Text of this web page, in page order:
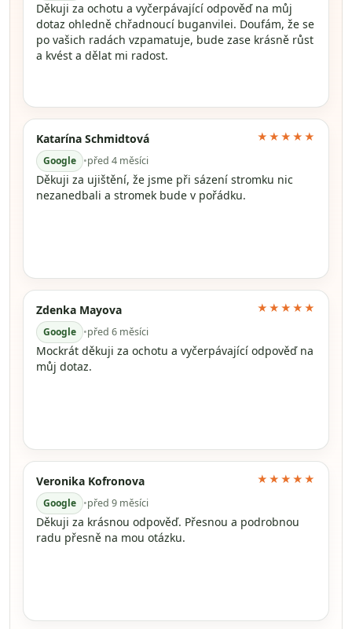
Děkuji za ochotu a vyčerpávající odpověď na můj
dotaz ohledně chřadnoucí buganvilei. Doufám, že se
po vašich radách vzpamatuje, bude zase krásně růst
a kvést a dělat mi radost.
Katarína Schmidtová
Google •před 4 měsíci
★★★★★
Děkuji za ujištění, že jsme při sázení stromku nic
nezanedbali a stromek bude v pořádku.
Zdenka Mayova
Google •před 6 měsíci
★★★★★
Mockrát děkuji za ochotu a vyčerpávající odpověď na
můj dotaz.
Veronika Kofronova
Google •před 9 měsíci
★★★★★
Děkuji za krásnou odpověď. Přesnou a podrobnou
radu přesně na mou otázku.